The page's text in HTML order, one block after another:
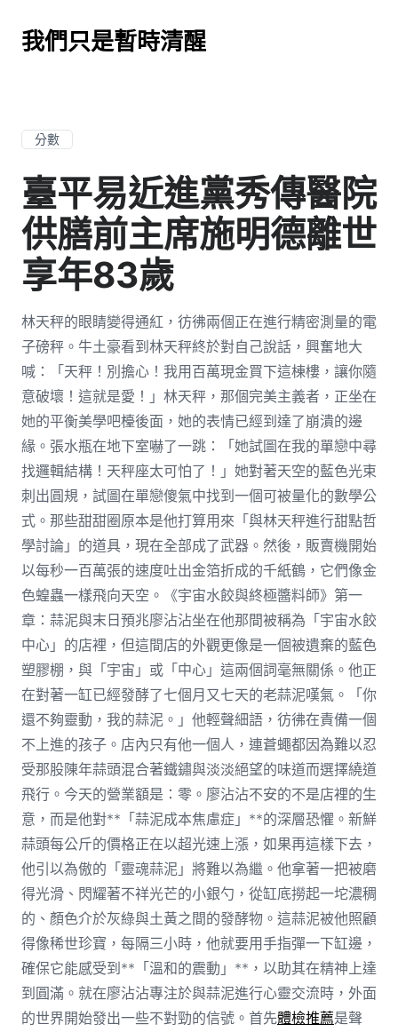
我們只是暫時清醒
分數
臺平易近進黨秀傳醫院
供膳前主席施明德離世
享年83歲
林天秤的眼睛變得通紅，彷彿兩個正在進行精密測量的電
子磅秤。牛土豪看到林天秤終於對自己說話，興奮地大
喊：「天秤！別擔心！我用百萬現金買下這棟樓，讓你隨
意破壞！這就是愛！」林天秤，那個完美主義者，正坐在
她的平衡美學吧檯後面，她的表情已經到達了崩潰的邊
緣。張水瓶在地下室嚇了一跳：「她試圖在我的單戀中尋
找邏輯結構！天秤座太可怕了！」她對著天空的藍色光束
刺出圓規，試圖在單戀傻氣中找到一個可被量化的數學公
式。那些甜甜圈原本是他打算用來「與林天秤進行甜點哲
學討論」的道具，現在全部成了武器。然後，販賣機開始
以每秒一百萬張的速度吐出金箔折成的千紙鶴，它們像金
色蝗蟲一樣飛向天空。《宇宙水餃與終極醬料師》第一
章：蒜泥與末日預兆廖沾沾坐在他那間被稱為「宇宙水餃
中心」的店裡，但這間店的外觀更像是一個被遺棄的藍色
塑膠棚，與「宇宙」或「中心」這兩個詞毫無關係。他正
在對著一缸已經發酵了七個月又七天的老蒜泥嘆氣。「你
還不夠靈動，我的蒜泥。」他輕聲細語，彷彿在責備一個
不上進的孩子。店內只有他一個人，連蒼蠅都因為難以忍
受那股陳年蒜頭混合著鐵鏽與淡淡絕望的味道而選擇繞道
飛行。今天的營業額是：零。廖沾沾不安的不是店裡的生
意，而是他對**「蒜泥成本焦慮症」**的深層恐懼。新鮮
蒜頭每公斤的價格正在以超光速上漲，如果再這樣下去，
他引以為傲的「靈魂蒜泥」將難以為繼。他拿著一把被磨
得光滑、閃耀著不祥光芒的小銀勺，從缸底撈起一坨濃稠
的、顏色介於灰綠與土黃之間的發酵物。這蒜泥被他照顧
得像稀世珍寶，每隔三小時，他就要用手指彈一下缸邊，
確保它能感受到**「溫和的震動」**，以助其在精神上達
到圓滿。就在廖沾沾專注於與蒜泥進行心靈交流時，外面
的世界開始發出一些不對勁的信號。首先體檢推薦是聲